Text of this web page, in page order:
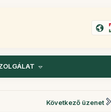
Következő üzenet